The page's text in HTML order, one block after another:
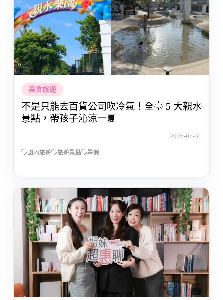
美食旅遊
不是只能去百貨公司吹冷氣！全臺 5 大親水
景點，帶孩子沁涼一夏
2026-07-31
國內旅遊 旅遊景點 暑假